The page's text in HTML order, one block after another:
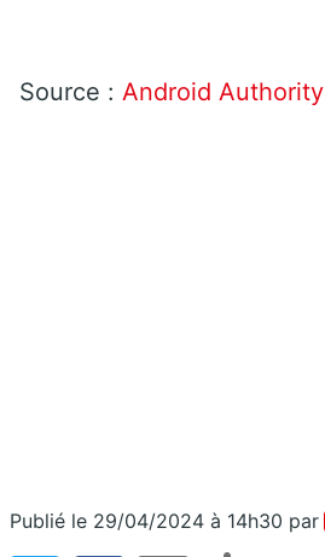
Source : Android Authority
Publié le 29/04/2024 à 14h30 par